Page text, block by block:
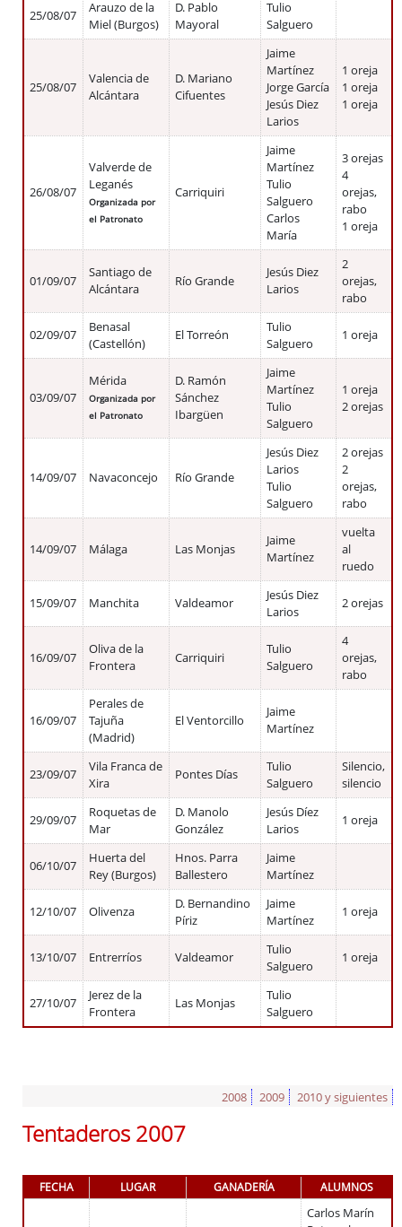
25/08/07
Arauzo de la
Miel (Burgos)
D. Pablo
Mayoral
Tulio
Salguero
25/08/07
Valencia de
Alcántara
D. Mariano
Cifuentes
Jaime
Martínez
Jorge García
Jesús Diez
Larios
1 oreja
1 oreja
1 oreja
26/08/07
Valverde de
Leganés
Organizada por
el Patronato
Carriquiri
Jaime
Martínez
Tulio
Salguero
Carlos
María
3 orejas
4
orejas,
rabo
1 oreja
01/09/07
Santiago de
Alcántara
Río Grande
Jesús Diez
Larios
2
orejas,
rabo
02/09/07
Benasal
(Castellón)
El Torreón
Tulio
Salguero
1 oreja
03/09/07
Mérida
Organizada por
el Patronato
D. Ramón
Sánchez
Ibargüen
Jaime
Martínez
Tulio
Salguero
1 oreja
2 orejas
14/09/07 Navaconcejo Río Grande
Jesús Diez
Larios
Tulio
Salguero
2 orejas
2
orejas,
rabo
14/09/07 Málaga Las Monjas
Jaime
Martínez
vuelta
al
ruedo
15/09/07 Manchita Valdeamor
Jesús Diez
Larios
2 orejas
16/09/07
Oliva de la
Frontera
Carriquiri
Tulio
Salguero
4
orejas,
rabo
16/09/07
Perales de
Tajuña
(Madrid)
El Ventorcillo
Jaime
Martínez
23/09/07
Vila Franca de
Xira
Pontes Días
Tulio
Salguero
Silencio,
silencio
29/09/07
Roquetas de
Mar
D. Manolo
González
Jesús Díez
Larios
1 oreja
06/10/07
Huerta del
Rey (Burgos)
Hnos. Parra
Ballestero
Jaime
Martínez
12/10/07 Olivenza
D. Bernandino
Píriz
Jaime
Martínez
1 oreja
13/10/07 Entrerríos Valdeamor
Tulio
Salguero
1 oreja
27/10/07
Jerez de la
Frontera
Las Monjas
Tulio
Salguero
2008 2009 2010 y siguientes
Tentaderos 2007
FECHA LUGAR GANADERÍA ALUMNOS
Carlos Marín